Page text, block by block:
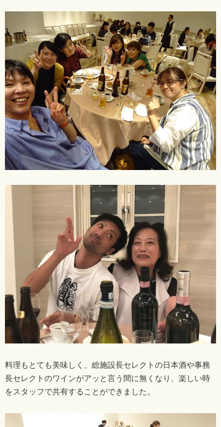
料理もとても美味しく、総施設長セレクトの日本酒や事務
長セレクトのワインがアッと言う間に無くなり、楽しい時
をスタッフで共有することができました。